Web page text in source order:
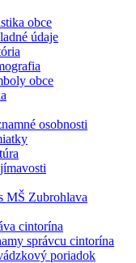
obce
údaje
obce
osobnosti
MŠ Zubrohlava
cintorína
správcu cintorína
poriadok